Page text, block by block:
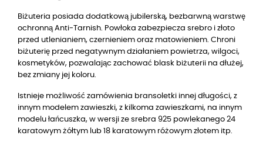
Biżuteria posiada dodatkową jubilerską, bezbarwną warstwę
ochronną Anti-Tarnish. Powłoka zabezpiecza srebro i złoto
przed utlenianiem, czernieniem oraz matowieniem. Chroni
biżuterię przed negatywnym działaniem powietrza, wilgoci,
kosmetyków, pozwalając zachować blask biżuterii na dłużej,
bez zmiany jej koloru.
Istnieje możliwość zamówienia bransoletki innej długości, z
innym modelem zawieszki, z kilkoma zawieszkami, na innym
modelu łańcuszka, w wersji ze srebra 925 powlekanego 24
karatowym żółtym lub 18 karatowym różowym złotem itp.